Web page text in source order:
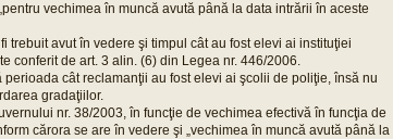
vechimea în muncă avută până la data intrării în aceste
avut în vedere şi timpul cât au fost elevi ai instituţiei
conferit de art. 3 alin. (6) din Legea nr. 446/2006.
cât reclamanţii au fost elevi ai şcolii de poliţie, însă nu
gradaţiilor.
nr. 38/2003, în funcţie de vechimea efectivă în funcţia de
cărora se are în vedere şi „vechimea în muncă avută până la